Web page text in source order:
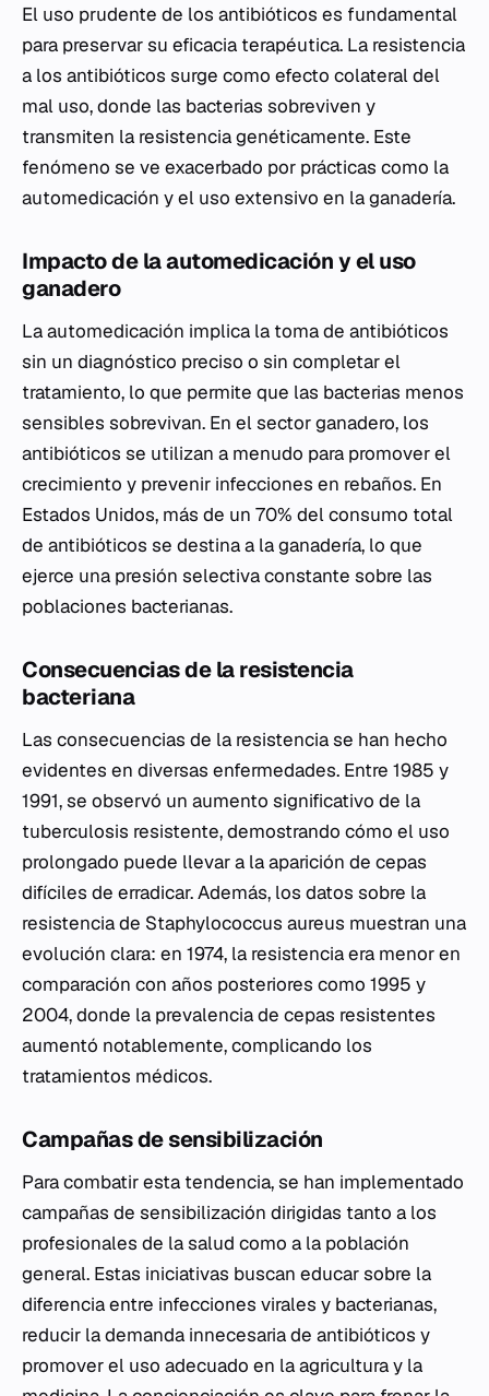
El uso prudente de los antibióticos es fundamental
para preservar su eficacia terapéutica. La resistencia
a los antibióticos surge como efecto colateral del
mal uso, donde las bacterias sobreviven y
transmiten la resistencia genéticamente. Este
fenómeno se ve exacerbado por prácticas como la
automedicación y el uso extensivo en la ganadería.
Impacto de la automedicación y el uso
ganadero
La automedicación implica la toma de antibióticos
sin un diagnóstico preciso o sin completar el
tratamiento, lo que permite que las bacterias menos
sensibles sobrevivan. En el sector ganadero, los
antibióticos se utilizan a menudo para promover el
crecimiento y prevenir infecciones en rebaños. En
Estados Unidos, más de un 70% del consumo total
de antibióticos se destina a la ganadería, lo que
ejerce una presión selectiva constante sobre las
poblaciones bacterianas.
Consecuencias de la resistencia
bacteriana
Las consecuencias de la resistencia se han hecho
evidentes en diversas enfermedades. Entre 1985 y
1991, se observó un aumento significativo de la
tuberculosis resistente, demostrando cómo el uso
prolongado puede llevar a la aparición de cepas
difíciles de erradicar. Además, los datos sobre la
resistencia de Staphylococcus aureus muestran una
evolución clara: en 1974, la resistencia era menor en
comparación con años posteriores como 1995 y
2004, donde la prevalencia de cepas resistentes
aumentó notablemente, complicando los
tratamientos médicos.
Campañas de sensibilización
Para combatir esta tendencia, se han implementado
campañas de sensibilización dirigidas tanto a los
profesionales de la salud como a la población
general. Estas iniciativas buscan educar sobre la
diferencia entre infecciones virales y bacterianas,
reducir la demanda innecesaria de antibióticos y
promover el uso adecuado en la agricultura y la